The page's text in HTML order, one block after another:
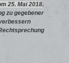
25. Mai 2018.
zu gegebener